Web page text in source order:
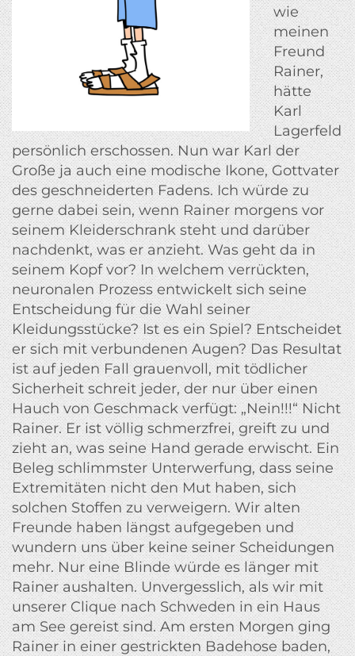
wie
meinen
Freund
Rainer,
hätte
Karl
Lagerfeld
persönlich erschossen. Nun war Karl der
Große ja auch eine modische Ikone, Gottvater
des geschneiderten Fadens. Ich würde zu
gerne dabei sein, wenn Rainer morgens vor
seinem Kleiderschrank steht und darüber
nachdenkt, was er anzieht. Was geht da in
seinem Kopf vor? In welchem verrückten,
neuronalen Prozess entwickelt sich seine
Entscheidung für die Wahl seiner
Kleidungsstücke? Ist es ein Spiel? Entscheidet
er sich mit verbundenen Augen? Das Resultat
ist auf jeden Fall grauenvoll, mit tödlicher
Sicherheit schreit jeder, der nur über einen
Hauch von Geschmack verfügt: „Nein!!!“ Nicht
Rainer. Er ist völlig schmerzfrei, greift zu und
zieht an, was seine Hand gerade erwischt. Ein
Beleg schlimmster Unterwerfung, dass seine
Extremitäten nicht den Mut haben, sich
solchen Stoffen zu verweigern. Wir alten
Freunde haben längst aufgegeben und
wundern uns über keine seiner Scheidungen
mehr. Nur eine Blinde würde es länger mit
Rainer aushalten. Unvergesslich, als wir mit
unserer Clique nach Schweden in ein Haus
am See gereist sind. Am ersten Morgen ging
Rainer in einer gestrickten Badehose baden,